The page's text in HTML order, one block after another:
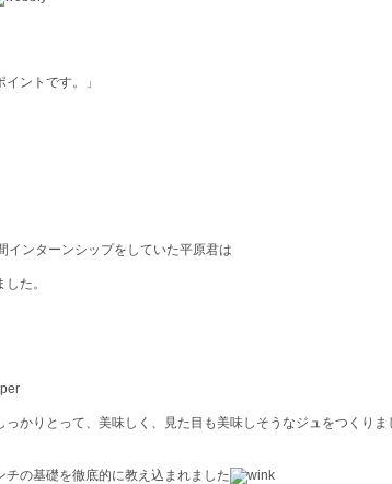
ントです。」
インターンシップをしていた平原君は
た。
かりとって、美味しく、見た目も美味しそうなジュをつくりま
の基礎を徹底的に教え込まれました